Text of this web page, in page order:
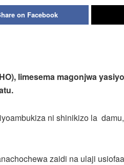
on Facebook
limesema magonjwa
ni shinikizo la
zaidi na ulaji